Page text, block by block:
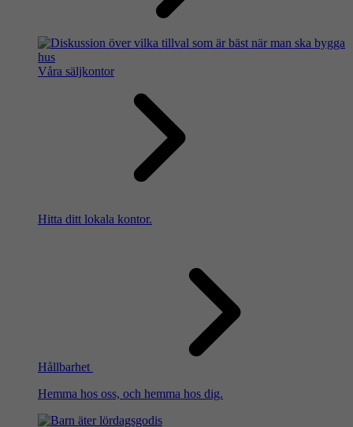
Våra säljkontor
Hitta ditt lokala kontor.
Hållbarhet
Hemma hos oss, och hemma hos dig.